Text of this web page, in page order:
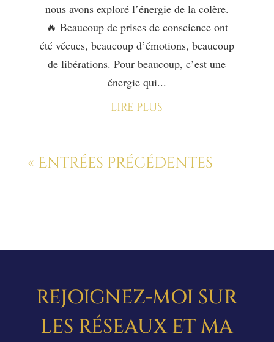
nous avons exploré l’énergie de la colère.
🔥 Beaucoup de prises de conscience ont
été vécues, beaucoup d’émotions, beaucoup
de libérations. Pour beaucoup, c’est une
énergie qui...
lire plus
« Entrées précédentes
REJOIGNEZ-MOI SUR
LES RÉSEAUX ET MA